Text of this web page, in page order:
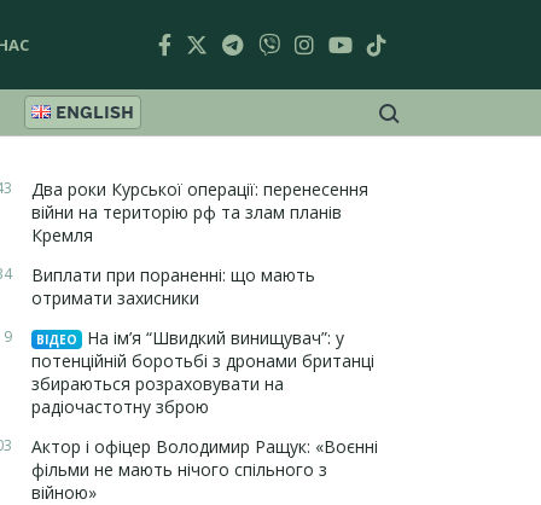
ENGLISH
Два роки Курської операції: перенесення
війни на територію рф та злам планів
Кремля
Виплати при пораненні: що мають
отримати захисники
ВІДЕО
На ім’я “Швидкий винищувач”: у
потенційній боротьбі з дронами британці
збираються розраховувати на
радіочастотну зброю
Актор і офіцер Володимир Ращук: «Воєнні
фільми не мають нічого спільного з
війною»